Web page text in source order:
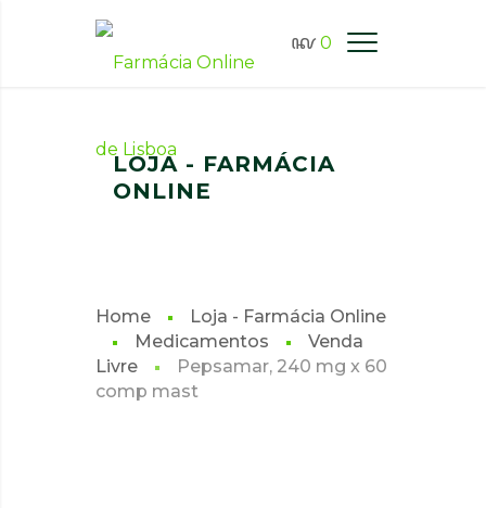
0
FARMÁCIA ONLINE LISBOA
LOJA - FARMÁCIA
ONLINE
Home
Loja - Farmácia Online
Medicamentos
Venda
Livre
Pepsamar, 240 mg x 60
comp mast